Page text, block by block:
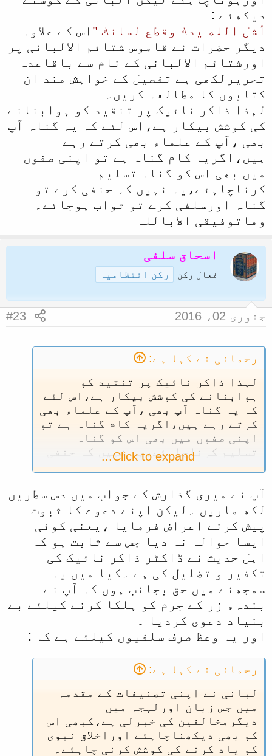
دیکھئے :
أشل الله يدك وقطع لسانك " اس کے علاوہ
دیگر حضرات نے قاموس شتائم الالبانی پر
اورشتائم الالبانی کے نام سے باقاعدہ
تحریرلکھی ہے تفصیل کے خواہش مند ان
کتابوں کا مطالعہ کریں۔
لہذا ذاکر نائیک پر تنقید کو ہوابنانے
کی کوشش بیکار ہے،اس لئے کہ یہ گناہ آپ
بھی ،آپ کے علماء بھی کرتے رہے
ہیں،اگریہ کام گناہ ہے تو اپنی صفوں
میں بھی اس کو گناہ تسلیم
کرناچاہئے،یہ نہیں کہ حنفی کرے تو
گناہ اورسلفی کرے تو ثواب ہوجائے۔
وماتوفیقی الاباللہ
اسحاق سلفی
فعال رکن رکن انتظامیہ
جنوری 02، 2016 #23
رحمانی نے کہا ہے:
لہذا ذاکر نائیک پر تنقید کو
ہوابنانے کی کوشش بیکار ہے،اس لئے
کہ یہ گناہ آپ بھی ،آپ کے علماء بھی
کرتے رہے ہیں،اگریہ کام گناہ ہے تو
اپنی صفوں میں بھی اس کو گناہ
تسلیم کرناچاہئے،یہ نہیں کہ حنفی
کرے تو گناہ اورسلفی کرے تو ثواب
وماتوفیقی الاباللہ
Click to expand...
آپ نے میری گذارش کے جواب میں دس سطریں
لکھ ماریں ۔لیکن اپنے دعوے کا ثبوت
پیش کرنے اعراض فرمایا ،یعنی کوئی
ایسا حوالہ نہ دیا جس سے ثابت ہو کہ
اہل حدیث نے ڈاکٹر ذاکر نائیک کی
تکفیر و تضلیل کی ہے ۔کیا میں یہ
سمجھنے میں حق بجانب ہوں کہ آپ نے
بندہء زر کے جرم کو ہلکا کرنے کیلئے بے
بنیاد دعوی کردیا ۔
اور یہ وعظ صرف سلفیوں کیلئے ہے کہ :
رحمانی نے کہا ہے:
لبانی نے اپنی تصنیفات کے مقدمہ
میں جس زبان اورلہجہ میں
دیگرمخالفین کی خبرلی ہے،کبھی اس
کو بھی دیکھناچاہئے اوراخلاق نبوی
کو یاد کرنے کی کوشش کرنی چاہئے۔